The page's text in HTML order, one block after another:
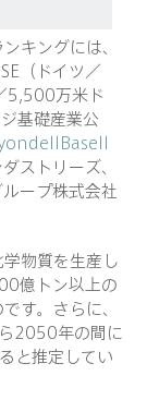
キングには、
（ドイツ／
5,500万米ド
基礎産業公
ストリーズ、
ープ株式会社
物質を生産し
億トン以上の
す。さらに、
2050年の間に
と推定してい